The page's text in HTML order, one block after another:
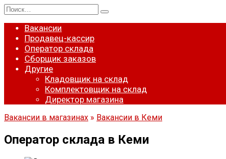
Перейти
к
содержанию
Search
for:
Вакансии
Продавец-кассир
Оператор склада
Сборщик заказов
Другие
Кладовщик на склад
Комплектовщик на склад
Директор магазина
Вакансии в магазинах » Вакансии в Кеми
Оператор склада в Кеми